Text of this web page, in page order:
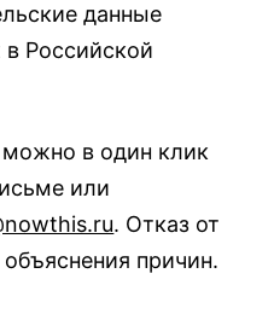
данные
в Российской
можно в один клик
или
. Отказ от
причин.